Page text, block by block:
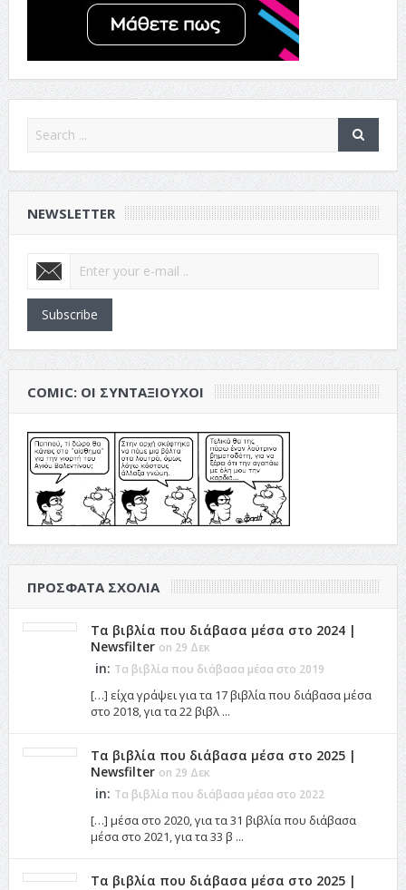
NEWSLETTER
Subscribe
COMIC: ΟΙ ΣΥΝΤΑΞΙΟΎΧΟΙ
ΠΡΌΣΦΑΤΑ ΣΧΌΛΙΑ
Τα βιβλία που διάβασα μέσα στο 2024 |
Newsfilter on 29 Δεκ
in: Τα βιβλία που διάβασα μέσα στο 2019
[…] είχα γράψει για τα 17 βιβλία που διάβασα μέσα
στο 2018, για τα 22 βιβλ ...
Τα βιβλία που διάβασα μέσα στο 2025 |
Newsfilter on 29 Δεκ
in: Τα βιβλία που διάβασα μέσα στο 2022
[…] μέσα στο 2020, για τα 31 βιβλία που διάβασα
μέσα στο 2021, για τα 33 β ...
Τα βιβλία που διάβασα μέσα στο 2025 |